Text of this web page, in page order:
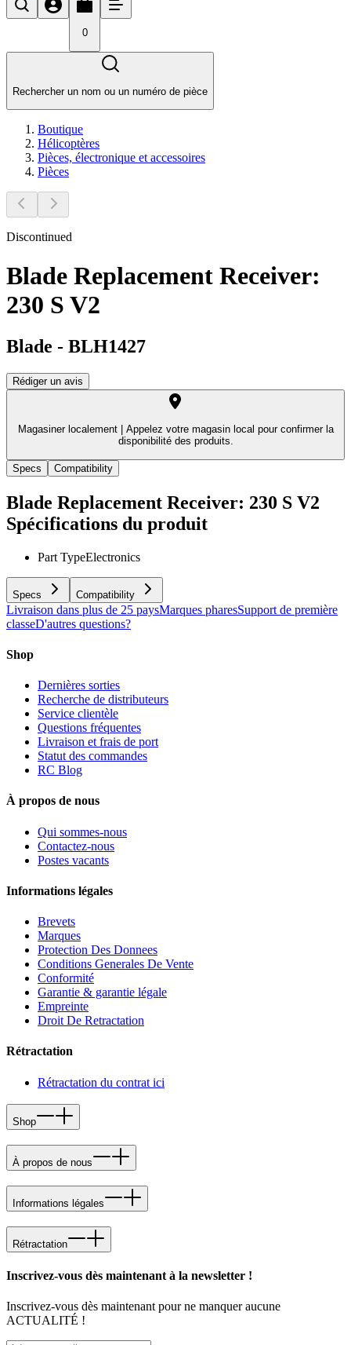
0
Rechercher un nom ou un numéro de pièce
Boutique
Hélicoptères
Pièces, électronique et accessoires
Pièces
Discontinued
Blade Replacement Receiver:
230 S V2
Blade - BLH1427
Rédiger un avis
Magasiner localement |
Appelez votre magasin local pour confirmer la
disponibilité des produits.
Specs Compatibility
Blade Replacement Receiver: 230 S V2
Spécifications du produit
Part TypeElectronics
Specs Compatibility
Livraison dans plus de 25 paysMarques pharesSupport de première
classeD'autres questions?
Shop
Dernières sorties
Recherche de distributeurs
Service clientèle
Questions fréquentes
Livraison et frais de port
Statut des commandes
RC Blog
À propos de nous
Qui sommes-nous
Contactez-nous
Postes vacants
Informations légales
Brevets
Marques
Protection Des Donnees
Conditions Generales De Vente
Conformité
Garantie & garantie légale
Empreinte
Droit De Retractation
Rétractation
Rétractation du contrat ici
Shop
À propos de nous
Informations légales
Rétractation
Inscrivez-vous dès maintenant à la newsletter !
Inscrivez-vous dès maintenant pour ne manquer aucune
ACTUALITÉ !